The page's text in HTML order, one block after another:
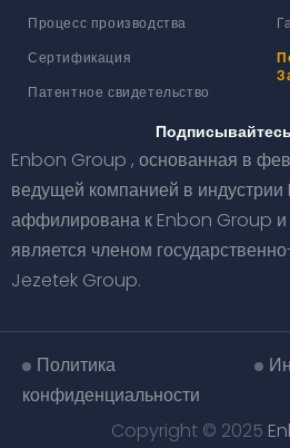
Процесс производства
Сертификация
Патентное свидетельство
Enbon Group , основанная в
ведущей компанией в индустрии
аффилирована к Enbon Group
является членом
Jezetek Group.
Политика
конфиденциальности
Copyright © 2025